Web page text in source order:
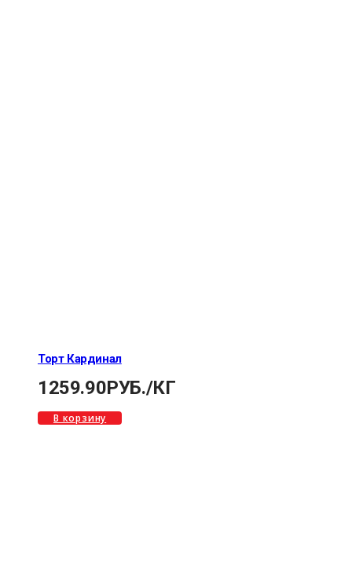
Торт Кардинал
1259.90РУБ./КГ
В корзину